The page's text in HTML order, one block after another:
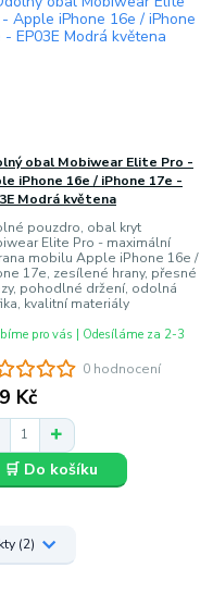
0 hodnocení
obal Mobiwear Elite Pro -
iPhone 16e / iPhone 17e -
Modrá květena
pouzdro, obal kryt
Elite Pro - maximální
mobilu Apple iPhone 16e /
17e, zesílené hrany, přesné
pohodlné držení, odolná
kvalitní materiály
Kč
pro vás | Odesíláme za 2-3
🛒 Do košíku
(2)